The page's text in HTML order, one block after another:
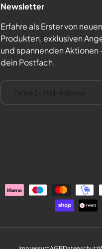
Newsletter
Erfahre als Erster von neuen
Produkten, exklusiven
und spannenden Aktionen
dein Postfach.
E-Mail